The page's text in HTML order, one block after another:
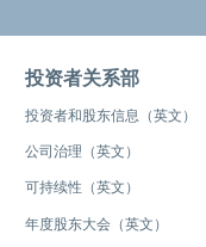
投资者关系部
投资者和股东信息（英文）
公司治理（英文）
可持续性（英文）
年度股东大会（英文）